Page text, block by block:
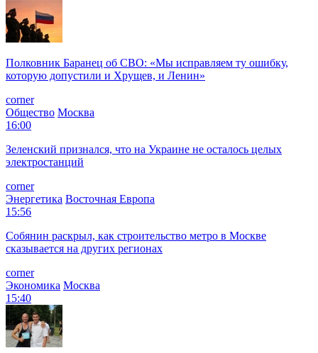
Полковник Баранец об СВО: «Мы исправляем ту ошибку,
которую допустили и Хрущев, и Ленин»
corner
Общество Москва
16:00
Зеленский признался, что на Украине не осталось целых
электростанций
corner
Энергетика Восточная Европа
15:56
Собянин раскрыл, как строительство метро в Москве
сказывается на других регионах
corner
Экономика Москва
15:40